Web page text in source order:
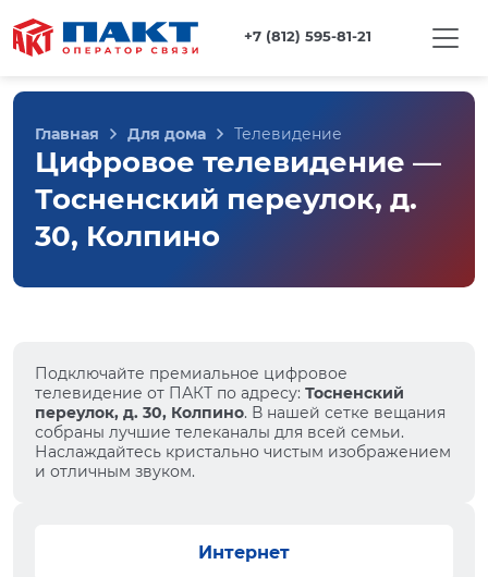
+7 (812) 595-81-21
Главная Для дома Телевидение
Цифровое телевидение —
Тосненский переулок, д.
30, Колпино
Подключайте премиальное цифровое
телевидение от ПАКТ по адресу: Тосненский
переулок, д. 30, Колпино. В нашей сетке вещания
собраны лучшие телеканалы для всей семьи.
Наслаждайтесь кристально чистым изображением
и отличным звуком.
Интернет